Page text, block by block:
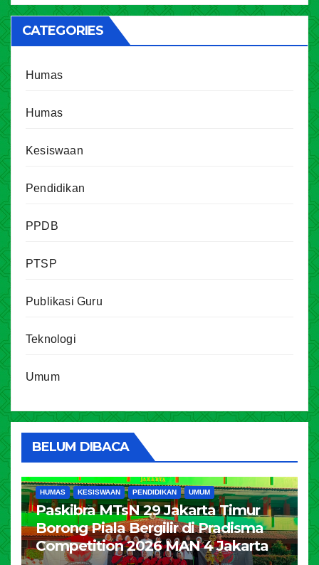
CATEGORIES
Humas
Humas
Kesiswaan
Pendidikan
PPDB
PTSP
Publikasi Guru
Teknologi
Umum
BELUM DIBACA
HUMAS KESISWAAN PENDIDIKAN UMUM
Paskibra MTsN 29 Jakarta Timur
Borong Piala Bergilir di Pradisma
Competition 2026 MAN 4 Jakarta